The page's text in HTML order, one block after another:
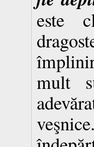
este
mult